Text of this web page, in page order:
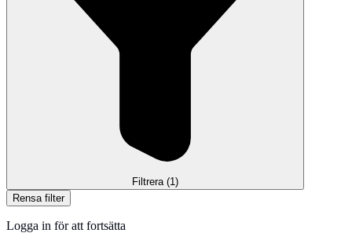
Filtrera (1)
Rensa filter
Logga in för att fortsätta